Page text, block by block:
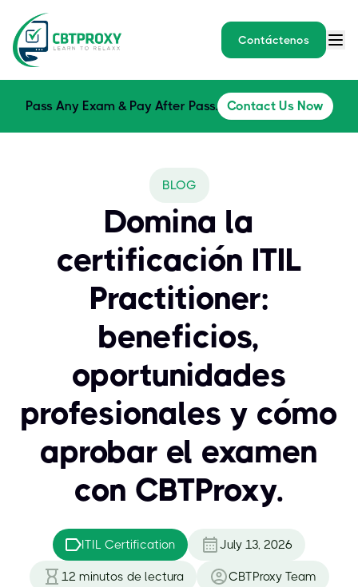
Contáctenos
Pass Any Exam & Pay After Pass. Contact Us Now
BLOG
Domina la
certificación ITIL
Practitioner:
beneficios,
oportunidades
profesionales y cómo
aprobar el examen
con CBTProxy.
ITIL Certification July 13, 2026
12 minutos de lectura CBTProxy Team